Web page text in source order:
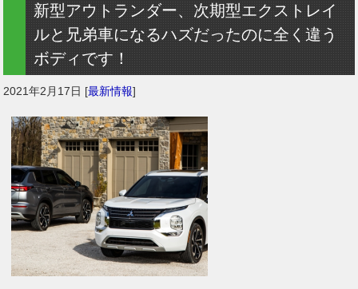
新型アウトランダー、次期型エクストレイ
ルと兄弟車になるハズだったのに全く違う
ボディです！
2021年2月17日 [最新情報]